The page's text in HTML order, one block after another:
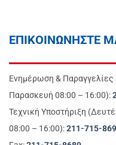
ΕΠΙΚΟΙΝΩΝΗΣΤΕ
Ενημέρωση &
Παρασκευή 08:00 – 16:00):
Τεχνική Υποστήριξη
08:00 – 16:00):211-715-